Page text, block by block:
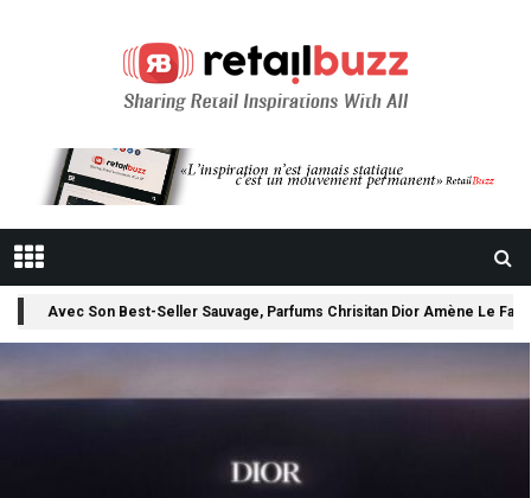
BREAKING
NEWSPietro Beccari, En Capitaine De Louis Vuitton, Invente L’expérience